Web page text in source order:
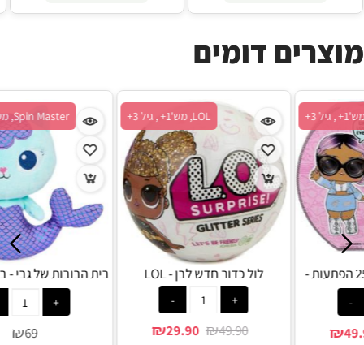
מוצרים דומים
LOL, מש'1+ , גיל 3+
לול כדור חדש לבן - LOL
LOL, מש'1+ , גיל 3+
לול OOTD מזוודה 25 הפתעות -
₪49.90